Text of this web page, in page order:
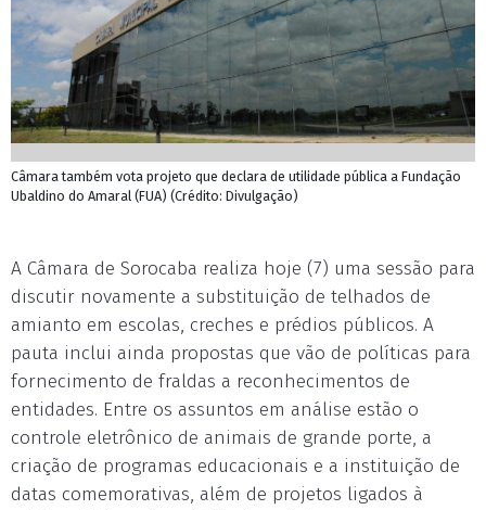
Câmara também vota projeto que declara de utilidade pública a Fundação
Ubaldino do Amaral (FUA) (Crédito: Divulgação)
A Câmara de Sorocaba realiza hoje (7) uma sessão para
discutir novamente a substituição de telhados de
amianto em escolas, creches e prédios públicos. A
pauta inclui ainda propostas que vão de políticas para
fornecimento de fraldas a reconhecimentos de
entidades. Entre os assuntos em análise estão o
controle eletrônico de animais de grande porte, a
criação de programas educacionais e a instituição de
datas comemorativas, além de projetos ligados à